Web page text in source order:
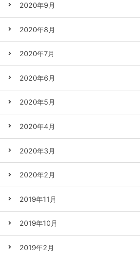
2020年9月
2020年8月
2020年7月
2020年6月
2020年5月
2020年4月
2020年3月
2020年2月
2019年11月
2019年10月
2019年2月